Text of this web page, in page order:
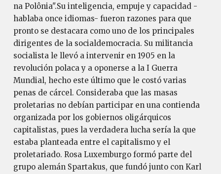
na Polônia".Su inteligencia, empuje y capacidad -
hablaba once idiomas- fueron razones para que
pronto se destacara como uno de los principales
dirigentes de la socialdemocracia. Su militancia
socialista le llevó a intervenir en 1905 en la
revolución polaca y a oponerse a la I Guerra
Mundial, hecho este último que le costó varias
penas de cárcel. Consideraba que las masas
proletarias no debían participar en una contienda
organizada por los gobiernos oligárquicos
capitalistas, pues la verdadera lucha sería la que
estaba planteada entre el capitalismo y el
proletariado. Rosa Luxemburgo formó parte del
grupo alemán Spartakus, que fundó junto con Karl